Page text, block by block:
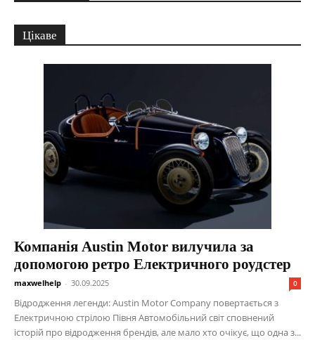
Цікаве
Компанія Austin Motor вилучила за
допомогою ретро Електричного роудстер
maxwelhelp - 30.09.2025 0
Відродження легенди: Austin Motor Company повертається з
Електричною стрілою Півня Автомобільний світ сповнений
історій про відродження брендів, але мало хто очікує, що одна з...